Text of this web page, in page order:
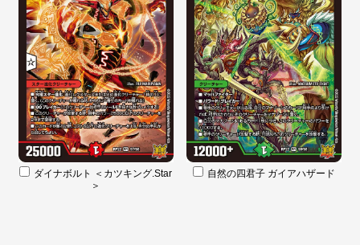
ダイナボルト ＜カツキング.Star
＞
自然の四君子 ガイアハザード